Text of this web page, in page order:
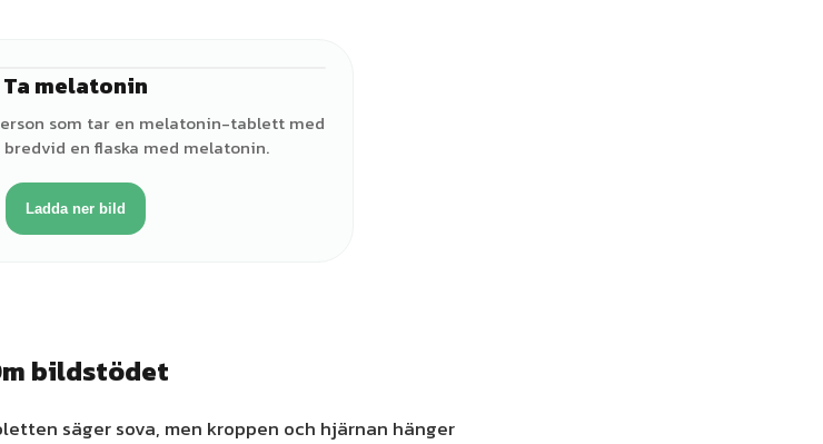
Ta melatonin
som tar en melatonin-tablett med
en flaska med melatonin.
Ladda ner bild
bildstödet
säger sova, men kroppen och hjärnan hänger